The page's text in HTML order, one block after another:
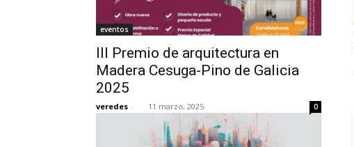
eventos
III Premio de arquitectura en
Madera Cesuga-Pino de Galicia
2025
veredes - 11 marzo, 2025 0